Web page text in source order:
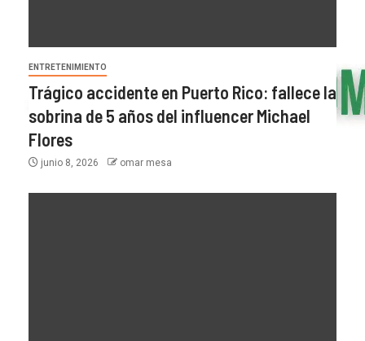
ENTRETENIMIENTO
Trágico accidente en Puerto Rico: fallece la
sobrina de 5 años del influencer Michael
Flores
junio 8, 2026 omar mesa